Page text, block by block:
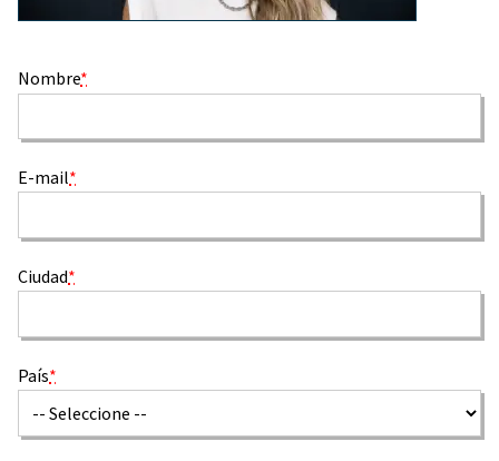
Nombre*
E-mail*
Ciudad*
País*